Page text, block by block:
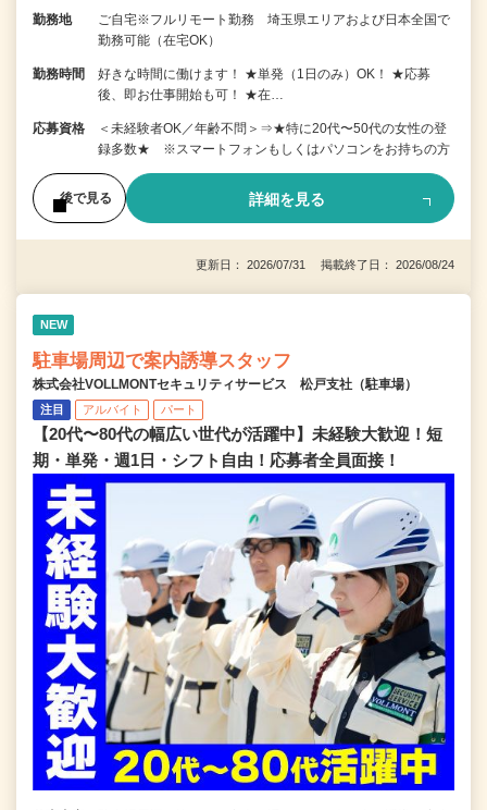
勤務地
ご自宅※フルリモート勤務 埼玉県エリアおよび日本全国で
勤務可能（在宅OK）
勤務時間
好きな時間に働けます！ ★単発（1日のみ）OK！ ★応募
後、即お仕事開始も可！ ★在…
応募資格
＜未経験者OK／年齢不問＞⇒★特に20代〜50代の女性の登
録多数★ ※スマートフォンもしくはパソコンをお持ちの方
後で見る 詳細を見る
更新日： 2026/07/31 掲載終了日： 2026/08/24
NEW
駐車場周辺で案内誘導スタッフ
株式会社VOLLMONTセキュリティサービス 松戸支社（駐車場）
注目 アルバイト パート
【20代〜80代の幅広い世代が活躍中】未経験大歓迎！短
期・単発・週1日・シフト自由！応募者全員面接！